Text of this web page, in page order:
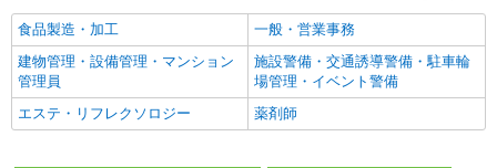
同じ職種から求人を探す
飲食・フード
調理・調理補助・調理師
食品製造・加工
一般・営業事務
建物管理・設備管理・マンション
管理員
施設警備・交通誘導警備・駐車輪
場管理・イベント警備
エステ・リフレクソロジー
薬剤師